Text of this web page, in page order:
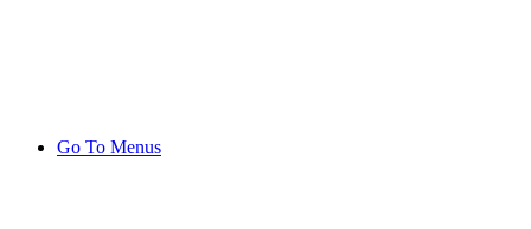
Go To Menus